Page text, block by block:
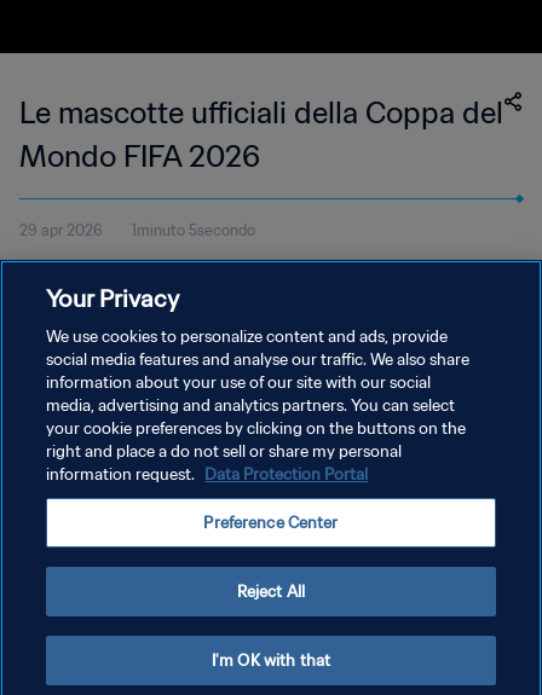
Le mascotte ufficiali della Coppa del
Mondo FIFA 2026
29 apr 2026 1minuto 5secondo
FIFA 26: Maple™ l'alce (Canada), Zayu™ il giaguaro (Messico) e
Clutch™ l'aquila americana (USA).
PRIVACY POLICY
GESTISCI LE TUE PREFERENZE PER I COOKIES
Copyright © 1994 - 2026 FIFA. Tutti i diritti riservati.
Your Privacy
We use cookies to personalize content and ads, provide
social media features and analyse our traffic. We also share
information about your use of our site with our social
media, advertising and analytics partners. You can select
your cookie preferences by clicking on the buttons on the
right and place a do not sell or share my personal
information request. Data Protection Portal
Preference Center
Reject All
I'm OK with that